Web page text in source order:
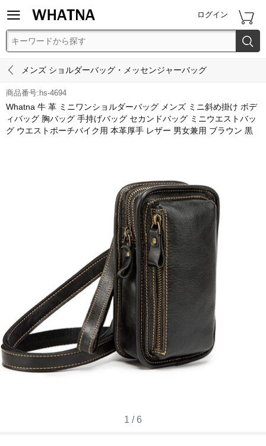
 ログイン 

 メンズ ショルダーバッグ・メッセンジャーバッグ
商品番号:hs-4694
Whatna 牛 革 ミニワンショルダーバッグ メンズ ミニ斜め掛け ボデ
ィバッグ 胸バッグ 手持げバッグ セカンドバッグ ミニウエストバッ
グ ウエストポーチバイク用 本革厚手 レザー 男女兼用 ブラウン 黒
1 /6